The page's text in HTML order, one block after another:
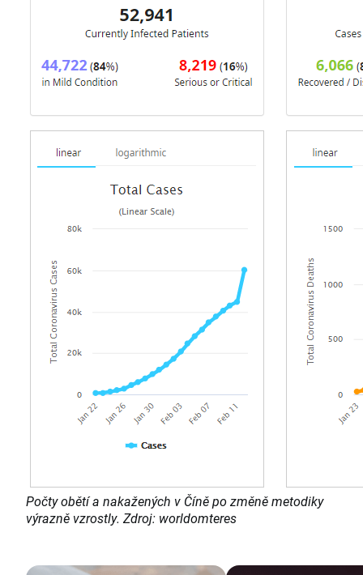
Počty obětí a nakažených v Číně po změně metodiky
výrazně vzrostly. Zdroj: worldomteres